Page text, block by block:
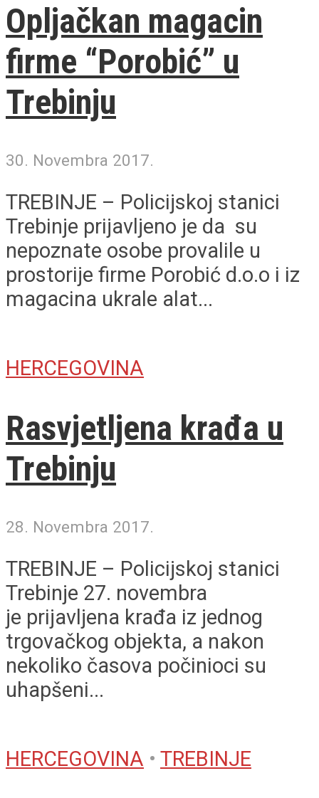
Opljačkan magacin
firme “Porobić” u
Trebinju
30. Novembra 2017.
TREBINJE – Policijskoj stanici
Trebinje prijavljeno je da su
nepoznate osobe provalile u
prostorije firme Porobić d.o.o i iz
magacina ukrale alat...
HERCEGOVINA
Rasvjetljena krađa u
Trebinju
28. Novembra 2017.
TREBINJE – Policijskoj stanici
Trebinje 27. novembra
je prijavljena krađa iz jednog
trgovačkog objekta, a nakon
nekoliko časova počinioci su
uhapšeni...
HERCEGOVINA • TREBINJE